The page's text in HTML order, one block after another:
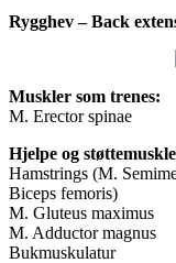
Rygghev – Back
Muskler som trenes:
M. Erector spinae
Hjelpe og
Hamstrings (M.
Biceps femoris)
M. Gluteus maximus
M. Adductor magnus
Bukmuskulatur